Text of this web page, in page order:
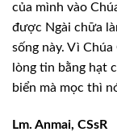
của mình vào
được Ngài chữa
sống này. Vì
lòng tin bằng hạt
biển mà mọc thì
Lm. Anmai, CSsR